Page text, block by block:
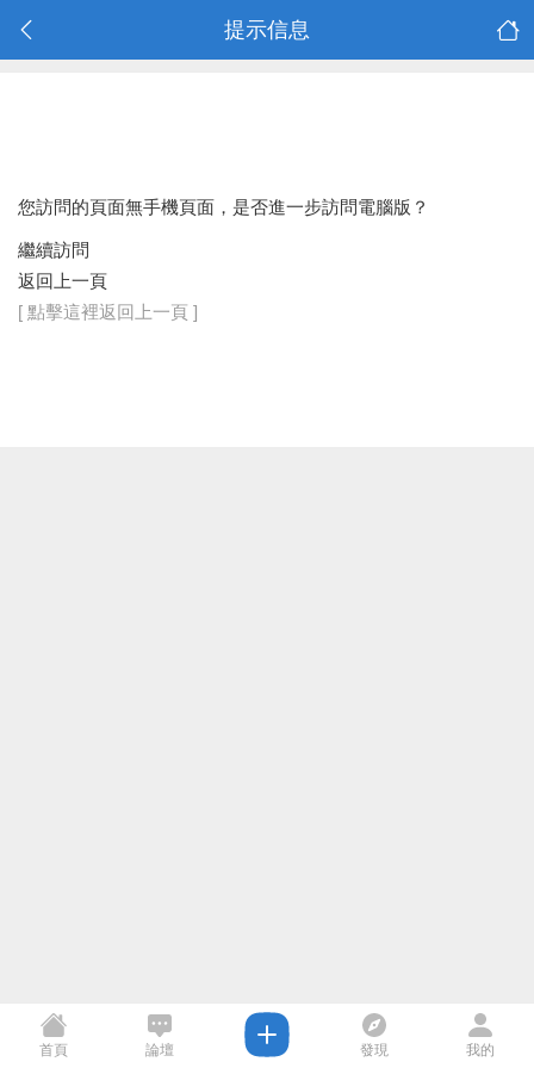
提示信息
您訪問的頁面無手機頁面，是否進一步訪問電腦版？
繼續訪問
返回上一頁
[ 點擊這裡返回上一頁 ]
首頁 論壇 發現 我的